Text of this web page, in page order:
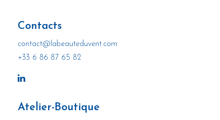
Contacts
contact@labeauteduvent.com
+33 6 86 87 65 82
Atelier-Boutique